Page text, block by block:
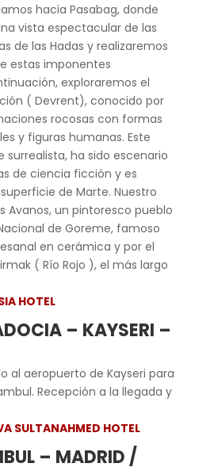
hacia Pasabag, donde
vista espectacular de las
de las Hadas y realizaremos
estas imponentes
exploraremos el
( Devrent), conocido por
rocosas con formas
y figuras humanas. Este
surrealista, ha sido escenario
de ciencia ficción y es
de Marte. Nuestro
Avanos, un pintoresco pueblo
de Goreme, famoso
en cerámica y por el
( Río Rojo ), el más largo
HOTEL
– KAYSERI –
al aeropuerto de Kayseri para
Recepción a la llegada y
SULTANAHMED HOTEL
– MADRID /